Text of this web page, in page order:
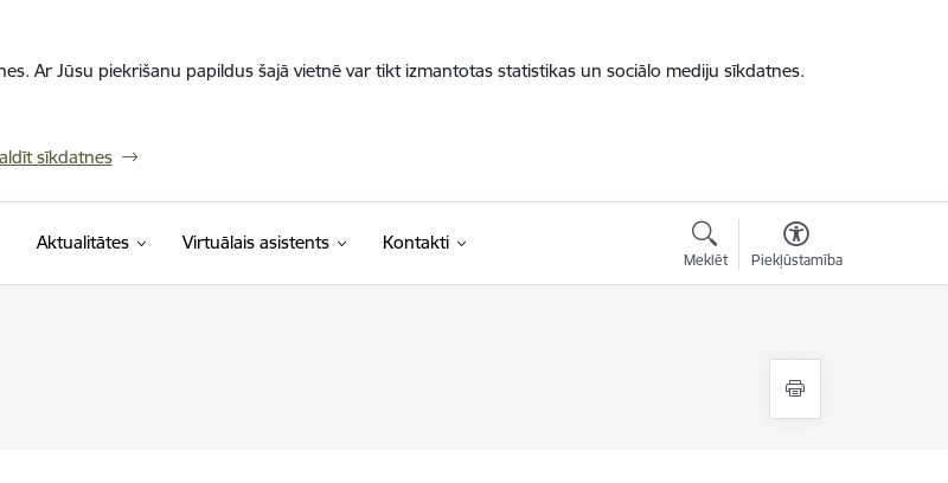
Ar Jūsu piekrišanu papildus šajā vietnē var tikt izmantotas statistikas un sociālo mediju sīkdatnes.
sīkdatnes
Aktualitātes Virtuālais asistents Kontakti
Meklēt Piekļūstamība